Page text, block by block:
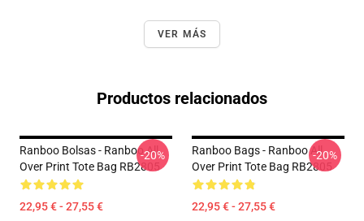
VER MÁS
Productos relacionados
Ranboo Bolsas - Ranboo All
Over Print Tote Bag RB2805
22,95 € - 27,55 €
-20%
Ranboo Bags - Ranboo All
Over Print Tote Bag RB2805
22,95 € - 27,55 €
-20%